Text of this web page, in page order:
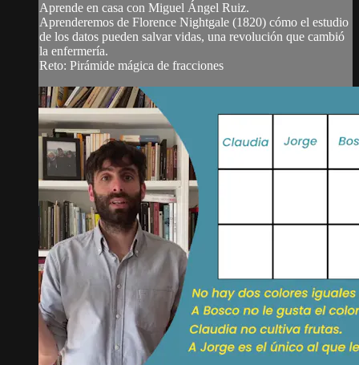
Aprende en casa con Miguel Ángel Ruiz.
Aprenderemos de Florence Nightgale (1820) cómo el estudio
de los datos pueden salvar vidas, una revolución que cambió
la enfermería.
Reto: Pirámide mágica de fracciones